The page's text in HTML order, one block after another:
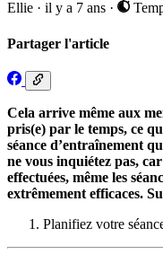
Ellie · il y a 7 ans ·
Partager l'article
Cela arrive même aux
pris(e) par le temps, ce
séance d’entraînement
ne vous inquiétez pas,
effectuées, même les
extrêmement efficaces.
Planifiez votre